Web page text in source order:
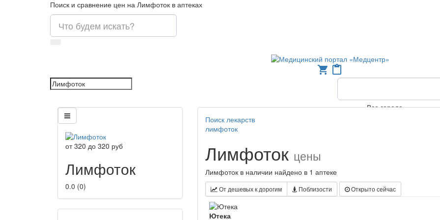
Поиск и сравнение цен на Лимфоток в аптеках
shopping_cart content_paste
Все города
от320 до 320 руб
Лимфоток
0.0 (0)
Поиск лекарств
лимфоток
Лимфоток цены
Лимфоток в наличии найдено в 1 аптеке
От дешевых к дорогим Поблизости Открыто сейчас
Ютека